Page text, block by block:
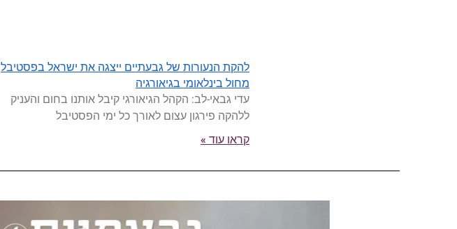
להקת הנעורות של גבעתיים ייצגה את ישראל בפסטיבל
מחול בינלאומי בגיאורגיה
עדי גבאי-לב: הקהל הגיאורגי קיבל אותנו בחום והעניק
ללהקה פירגון עצום לאורך כל ימי הפסטיבל
קראו עוד »